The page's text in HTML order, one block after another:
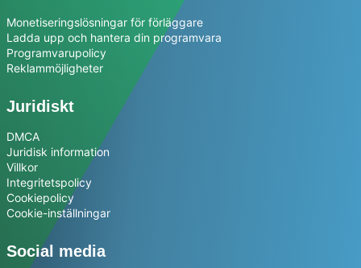
Monetiseringslösningar för förläggare
Ladda upp och hantera din programvara
Programvarupolicy
Reklammöjligheter
Juridiskt
DMCA
Juridisk information
Villkor
Integritetspolicy
Cookiepolicy
Cookie-inställningar
Social media